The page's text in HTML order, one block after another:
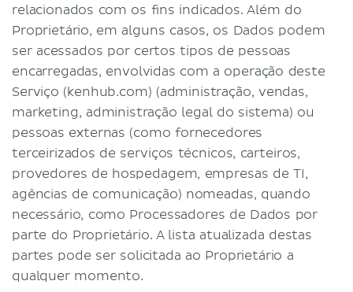
relacionados com os fins indicados. Além do
Proprietário, em alguns casos, os Dados podem
ser acessados por certos tipos de pessoas
encarregadas, envolvidas com a operação deste
Serviço (kenhub.com) (administração, vendas,
marketing, administração legal do sistema) ou
pessoas externas (como fornecedores
terceirizados de serviços técnicos, carteiros,
provedores de hospedagem, empresas de TI,
agências de comunicação) nomeadas, quando
necessário, como Processadores de Dados por
parte do Proprietário. A lista atualizada destas
partes pode ser solicitada ao Proprietário a
qualquer momento.